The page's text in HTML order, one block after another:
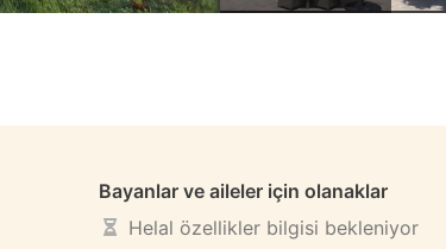
Bayanlar ve aileler için olanaklar
Helal özellikler bilgisi bekleniyor